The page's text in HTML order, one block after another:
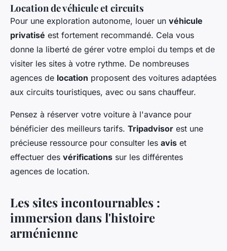
Location de véhicule et circuits
Pour une exploration autonome, louer un véhicule
privatisé est fortement recommandé. Cela vous
donne la liberté de gérer votre emploi du temps et de
visiter les sites à votre rythme. De nombreuses
agences de location proposent des voitures adaptées
aux circuits touristiques, avec ou sans chauffeur.
Pensez à réserver votre voiture à l'avance pour
bénéficier des meilleurs tarifs. Tripadvisor est une
précieuse ressource pour consulter les avis et
effectuer des vérifications sur les différentes
agences de location.
Les sites incontournables :
immersion dans l'histoire
arménienne